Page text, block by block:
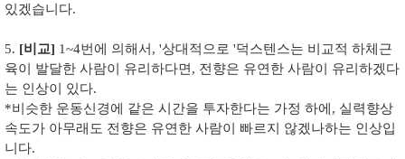
있겠습니다.
5. [비교] 1~4번에 의해서, '상대적으로 '덕스텐스는 비교적 하체근
육이 발달한 사람이 유리하다면, 전향은 유연한 사람이 유리하겠다
는 인상이 있다.
*비슷한 운동신경에 같은 시간을 투자한다는 가정 하에, 실력향상
속도가 아무래도 전향은 유연한 사람이 빠르지 않겠나하는 인상입
니다.